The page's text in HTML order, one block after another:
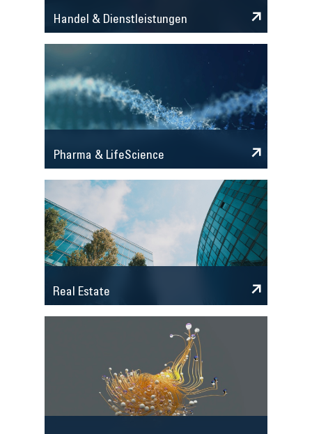
Handel & Dienstleistungen
Pharma & LifeScience
Real Estate